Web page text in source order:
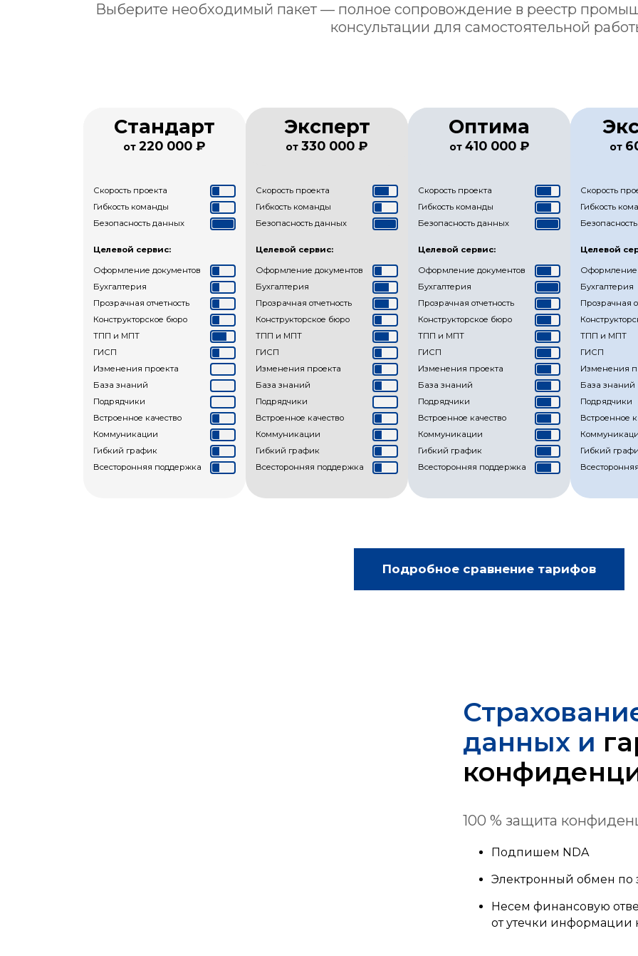
Выберите необходимый пакет — полное сопровождение в реестр
консультации для самостоятельной
Стандарт
от 220 000 ₽
Скорость проекта
Гибкость команды
Безопасность данных
Целевой сервис:
Оформление документов
Бухгалтерия
Прозрачная отчетность
Конструкторское бюро
ТПП и МПТ
ГИСП
Изменения проекта
База знаний
Подрядчики
Встроенное качество
Коммуникации
Гибкий график
Всесторонняя поддержка
Эксперт
от 330 000 ₽
Скорость проекта
Гибкость команды
Безопасность данных
Целевой сервис:
Оформление документов
Бухгалтерия
Прозрачная отчетность
Конструкторское бюро
ТПП и МПТ
ГИСП
Изменения проекта
База знаний
Подрядчики
Встроенное качество
Коммуникации
Гибкий график
Всесторонняя поддержка
Оптима
от 410 000 ₽
Скорость проекта
Гибкость команды
Безопасность данных
Целевой сервис:
Оформление документов
Бухгалтерия
Прозрачная отчетность
Конструкторское бюро
ТПП и МПТ
ГИСП
Изменения проекта
База знаний
Подрядчики
Встроенное качество
Коммуникации
Гибкий график
Всесторонняя поддержка
от
Скорость
Гибкость
Целевой
Оформление
Бухгалтерия
Прозрачная
ТПП и МПТ
ГИСП
Изменения
База знаний
Подрядчики
Встроенное
Гибкий
Подробное сравнение тарифов
данных и
100 % защита
Подпишем NDA
Электронный обмен
Несем финансовую
от утечки информации